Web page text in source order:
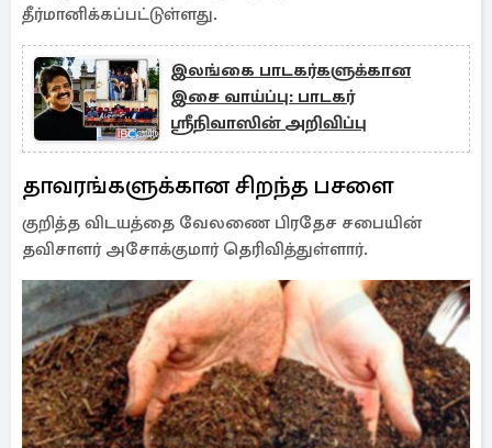
தீர்மானிக்கப்பட்டுள்ளது.
இலங்கை பாடகர்களுக்கான
இசை வாய்ப்பு: பாடகர்
ஸ்ரீநிவாஸின் அறிவிப்பு
தாவரங்களுக்கான சிறந்த பசளை
குறித்த விடயத்தை வேலணை பிரதேச சபையின்
தவிசாளர் அசோக்குமார் தெரிவித்துள்ளார்.